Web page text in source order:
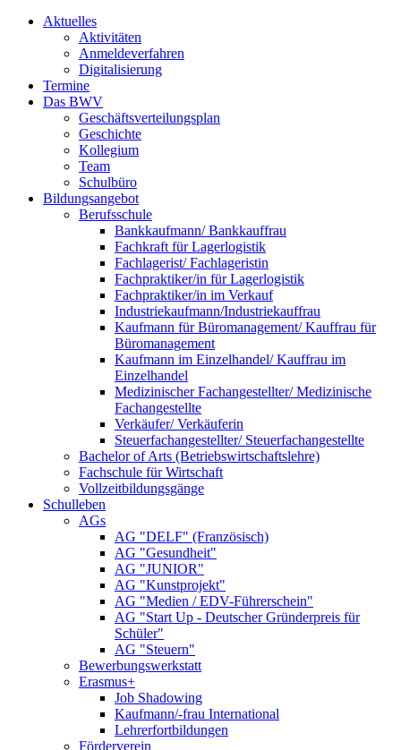
Aktuelles
Aktivitäten
Anmeldeverfahren
Digitalisierung
Termine
Das BWV
Geschäftsverteilungsplan
Geschichte
Kollegium
Team
Schulbüro
Bildungsangebot
Berufsschule
Bankkaufmann/ Bankkauffrau
Fachkraft für Lagerlogistik
Fachlagerist/ Fachlageristin
Fachpraktiker/in für Lagerlogistik
Fachpraktiker/in im Verkauf
Industriekaufmann/Industriekauffrau
Kaufmann für Büromanagement/ Kauffrau für
Büromanagement
Kaufmann im Einzelhandel/ Kauffrau im
Einzelhandel
Medizinischer Fachangestellter/ Medizinische
Fachangestellte
Verkäufer/ Verkäuferin
Steuerfachangestellter/ Steuerfachangestellte
Bachelor of Arts (Betriebswirtschaftslehre)
Fachschule für Wirtschaft
Vollzeitbildungsgänge
Schulleben
AGs
AG "DELF" (Französisch)
AG "Gesundheit"
AG "JUNIOR"
AG "Kunstprojekt"
AG "Medien / EDV-Führerschein"
AG "Start Up - Deutscher Gründerpreis für
Schüler"
AG "Steuern"
Bewerbungswerkstatt
Erasmus+
Job Shadowing
Kaufmann/-frau International
Lehrerfortbildungen
Förderverein